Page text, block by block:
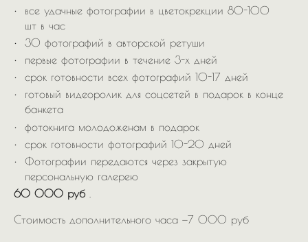
все удачные фотографии в цветокрекции 80-100
шт в час
30 фотографий в авторской ретуши
первые фотографии в течение 3-х дней
срок готовности всех фотографий 10-17 дней
готовый видеоролик для соцсетей в подарок в конце
банкета
фотокнига молодоженам в подарок
срок готовности фотографий 10-20 дней
Фотографии передаются через закрытую
персональную галерею
60 000 руб
Стоимость дополнительного часа —7 000 руб